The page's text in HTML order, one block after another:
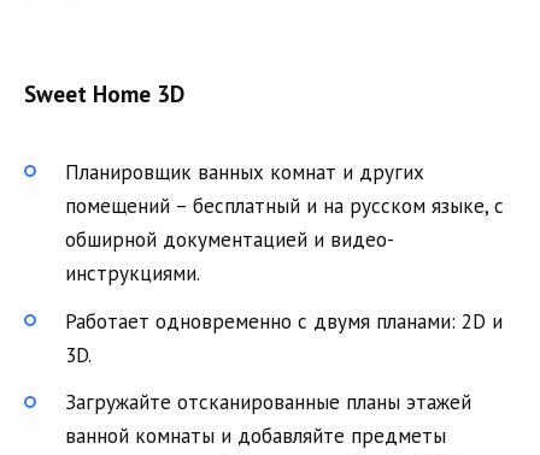
Sweet Home 3D
Планировщик ванных комнат и других
помещений – бесплатный и на русском языке, с
обширной документацией и видео-
инструкциями.
Работает одновременно с двумя планами: 2D и
3D.
Загружайте отсканированные планы этажей
ванной комнаты и добавляйте предметы